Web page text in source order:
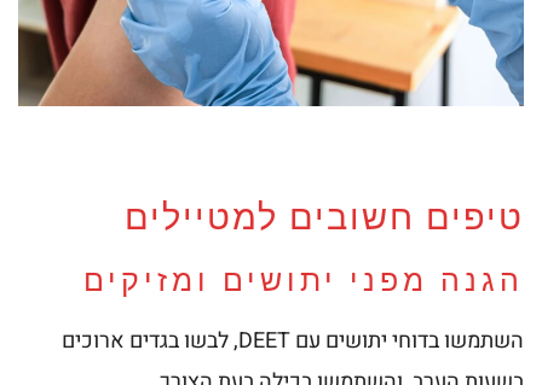
טיפים חשובים למטיילים
הגנה מפני יתושים ומזיקים
השתמשו בדוחי יתושים עם DEET, לבשו בגדים ארוכים